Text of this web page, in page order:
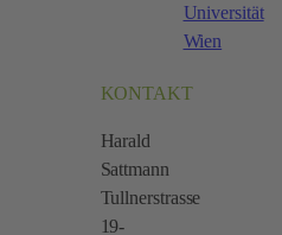
Universität
Wien
KONTAKT
Harald
Sattmann
Tullnerstrasse
19-